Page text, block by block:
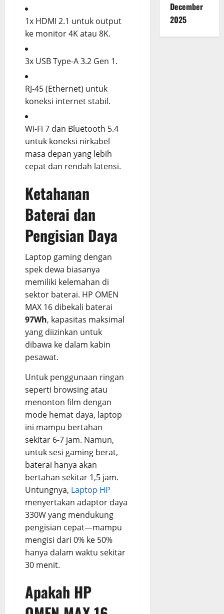
1x HDMI 2.1 untuk output
ke monitor 4K atau 8K.
3x USB Type-A 3.2 Gen 1.
RJ-45 (Ethernet) untuk
koneksi internet stabil.
Wi-Fi 7 dan Bluetooth 5.4
untuk koneksi nirkabel
masa depan yang lebih
cepat dan rendah latensi.
Ketahanan
Baterai dan
Pengisian Daya
Laptop gaming dengan
spek dewa biasanya
memiliki kelemahan di
sektor baterai. HP OMEN
MAX 16 dibekali baterai
97Wh, kapasitas maksimal
yang diizinkan untuk
dibawa ke dalam kabin
pesawat.
Untuk penggunaan ringan
seperti browsing atau
menonton film dengan
mode hemat daya, laptop
ini mampu bertahan
sekitar 6-7 jam. Namun,
untuk sesi gaming berat,
baterai hanya akan
bertahan sekitar 1,5 jam.
Untungnya, Laptop HP
menyertakan adaptor daya
330W yang mendukung
pengisian cepat—mampu
mengisi dari 0% ke 50%
hanya dalam waktu sekitar
30 menit.
Apakah HP
December
2025